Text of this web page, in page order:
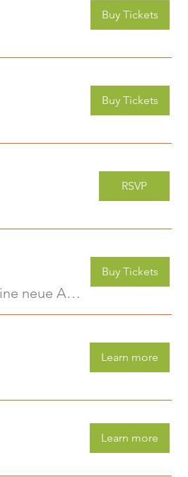
Buy Tickets
Buy Tickets
RSVP
Kreativwerkstatt für Kids (3-6 Jahre) - jede Woche eine neue Aktivität (2)
Buy Tickets
Learn more
Learn more